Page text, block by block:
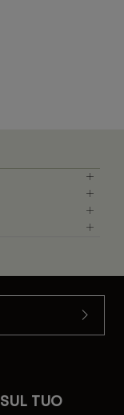
TUO